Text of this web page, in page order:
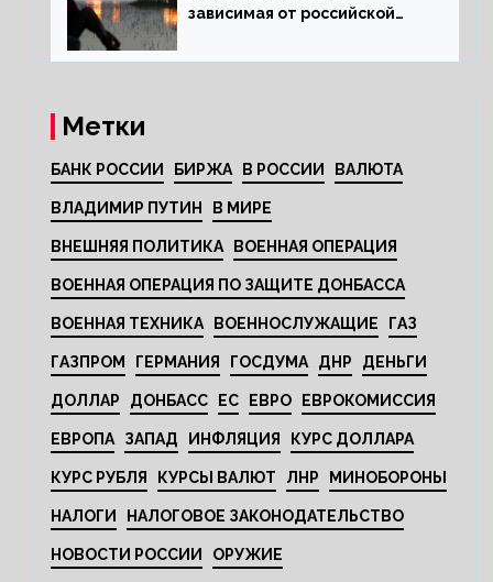
зависимая от российской
Метки
БАНК РОССИИ БИРЖА В РОССИИ ВАЛЮТА
ВЛАДИМИР ПУТИН В МИРЕ
ВНЕШНЯЯ ПОЛИТИКА ВОЕННАЯ ОПЕРАЦИЯ
ВОЕННАЯ ОПЕРАЦИЯ ПО ЗАЩИТЕ ДОНБАССА
ВОЕННАЯ ТЕХНИКА ВОЕННОСЛУЖАЩИЕ ГАЗ
ГАЗПРОМ ГЕРМАНИЯ ГОСДУМА ДНР ДЕНЬГИ
ДОЛЛАР ДОНБАСС ЕС ЕВРО ЕВРОКОМИССИЯ
ЕВРОПА ЗАПАД ИНФЛЯЦИЯ КУРС ДОЛЛАРА
КУРС РУБЛЯ КУРСЫ ВАЛЮТ ЛНР МИНОБОРОНЫ
НАЛОГИ НАЛОГОВОЕ ЗАКОНОДАТЕЛЬСТВО
НОВОСТИ РОССИИ ОРУЖИЕ